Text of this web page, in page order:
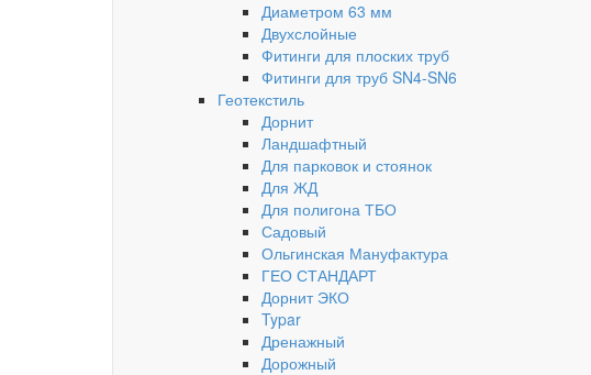
Диаметром 63 мм
Двухслойные
Фитинги для плоских труб
Фитинги для труб SN4-SN6
Геотекстиль
Дорнит
Ландшафтный
Для парковок и стоянок
Для ЖД
Для полигона ТБО
Садовый
Ольгинская Мануфактура
ГЕО СТАНДАРТ
Дорнит ЭКО
Typar
Дренажный
Дорожный